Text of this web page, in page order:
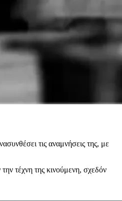
τις αναμνήσεις της, με
τέχνη της κινούμενη, σχεδόν